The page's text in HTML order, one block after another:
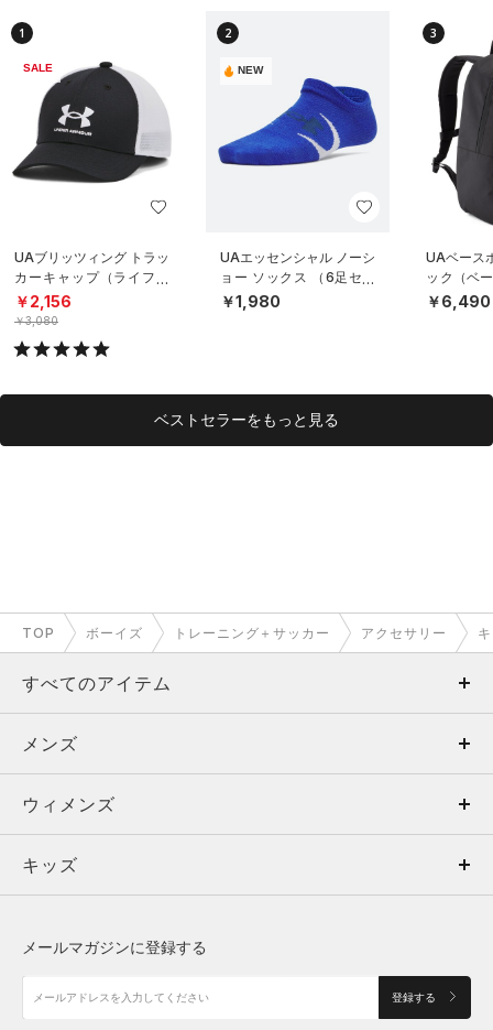
1
SALE
UAブリッツィング トラッ
カーキャップ（ライフス
タイル/BOYS）
￥2,156
￥3,080
2
NEW
UAエッセンシャル ノーシ
ョー ソックス （6足セッ
ト）（トレーニング/KID
S）
￥1,980
3
UAベース
ック（ベ
S）
￥6,490
ベストセラーをもっと見る
TOP ボーイズ トレーニング＋サッカー アクセサリー
すべてのアイテム
メンズ
ウィメンズ
キッズ
アクセサリー
メンズ
トップス
ボトムス
アクセサリー
ウィメンズ
トップス
シューズ
キッズ
メールマガジンに登録する
登録する